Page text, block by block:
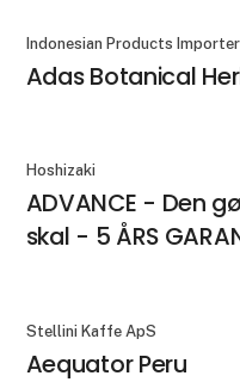
Indonesian Products Importer
Adas Botanical
Hoshizaki
ADVANCE - Den
skal - 5 ÅRS
Stellini Kaffe ApS
Aequator Peru